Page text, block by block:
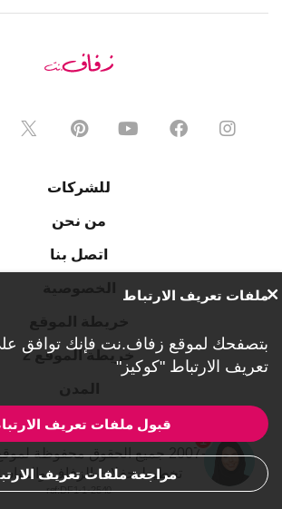
للشركات
من نحن
اتصل بنا
خريطة الموقع 2
© 2007-2026 جميع الحقوق محفوظة
تخطيط حفلات الزفاف
ref:DF1-1-2540
ملفات تعريف الارتباط
بتصفحك لموقع زفاف.نت فإنك توافق
تعريف الارتباط "كوكيز"
قبول ملفات تعريف
مراجعة ملفات تعريف
1